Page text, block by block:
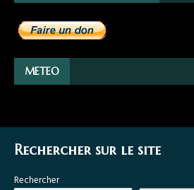
METEO
Rechercher sur le site
Rechercher